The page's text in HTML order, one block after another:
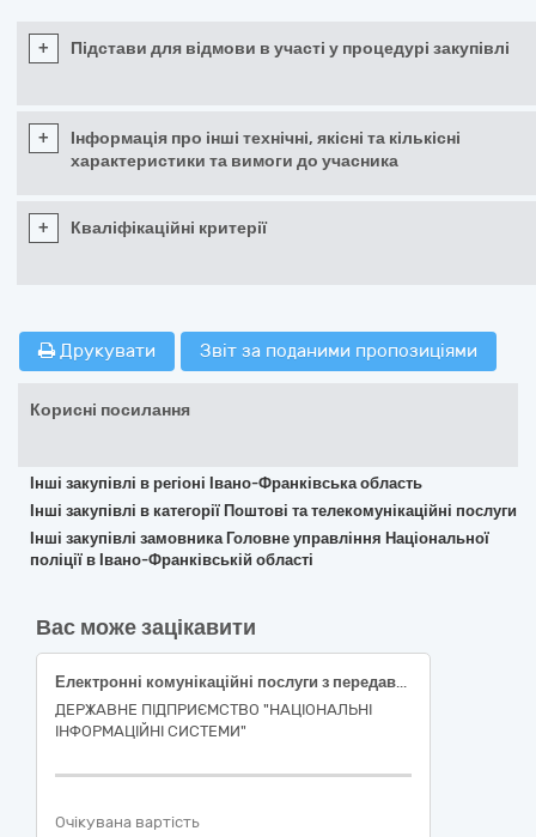
+ Підстави для відмови в участі у процедурі закупівлі
+
Інформація про інші технічні, якісні та кількісні
характеристики та вимоги до учасника
+ Кваліфікаційні критерії
Друкувати Звіт за поданими пропозиціями
Корисні посилання
Інші закупівлі в регіоні Івано-Франківська область
Інші закупівлі в категорії Поштові та телекомунікаційні послуги
Інші закупівлі замовника Головне управління Національної
поліції в Івано-Франківській області
Вас може зацікавити
Електронні комунікаційні послуги з передавання даних по каналу зв’язку
ДЕРЖАВНЕ ПІДПРИЄМСТВО "НАЦІОНАЛЬНІ
ІНФОРМАЦІЙНІ СИСТЕМИ"
Очікувана вартість